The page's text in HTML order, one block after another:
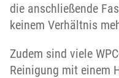
die anschließende
keinem Verhältnis
Zudem sind viele
Reinigung mit einem